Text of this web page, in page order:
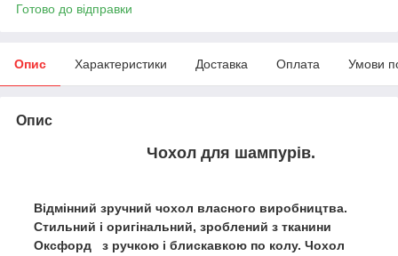
Готово до відправки
Опис Характеристики Доставка Оплата Умови
Опис
Чохол для шампурів.
Відмінний зручний чохол власного виробництва.
Стильний і оригінальний, зроблений з тканини
Оксфорд з ручкою і блискавкою по колу. Чохол